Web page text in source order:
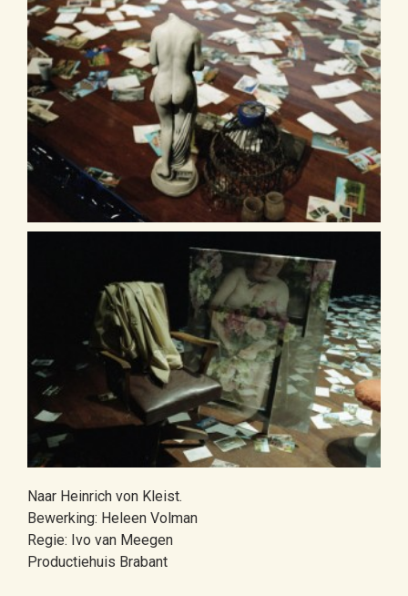
Naar Heinrich von Kleist.
Bewerking: Heleen Volman
Regie: Ivo van Meegen
Productiehuis Brabant